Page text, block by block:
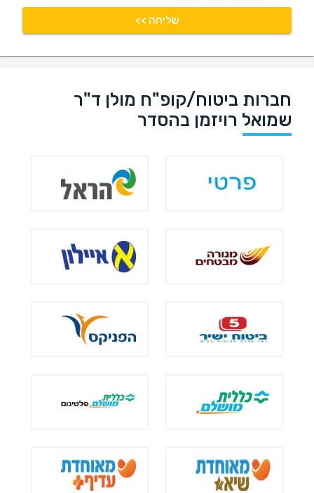
שליחה >>
חברות ביטוח/קופ"ח מולן ד"ר
שמואל רויזמן בהסדר